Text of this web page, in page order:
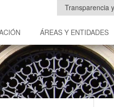
Transparencia
ÁREAS Y ENTIDADES